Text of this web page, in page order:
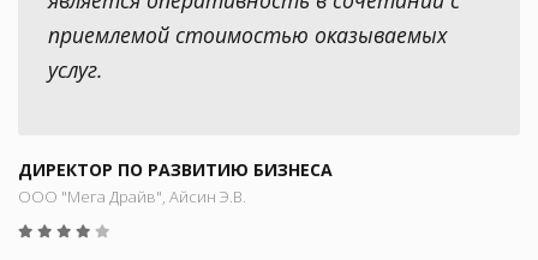
приемлемой стоимостью оказываемых
услуг.
ДИРЕКТОР ПО РАЗВИТИЮ БИЗНЕСА
ООО "Мега Драйв", Айсин Э.В.